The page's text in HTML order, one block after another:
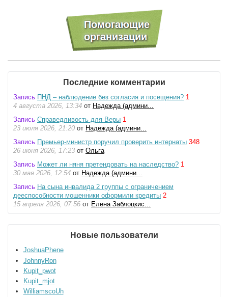
Последние комментарии
Запись ПНД – наблюдение без согласия и посещения? 1
4 августа 2026, 13:34 от Надежда (админи...
Запись Справедливость для Веры 1
23 июля 2026, 21:20 от Надежда (админи...
Запись Премьер-министр поручил проверить интернаты 348
26 июня 2026, 17:23 от Ольга
Запись Может ли няня претендовать на наследство? 1
30 мая 2026, 12:54 от Надежда (админи...
Запись На сына инвалида 2 группы с ограничением
дееспособности мошенники оформили кредиты 2
15 апреля 2026, 07:56 от Елена Заблоцкис...
Новые пользователи
JoshuaPhene
JohnnyRon
Kupit_pwot
Kupit_mjot
WilliamscoUh